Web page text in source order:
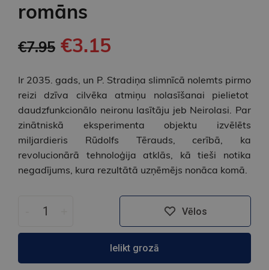
romāns
€7.95 €3.15
Ir 2035. gads, un P. Stradiņa slimnīcā nolemts pirmo
reizi dzīva cilvēka atmiņu nolasīšanai pielietot
daudzfunkcionālo neironu lasītāju jeb Neirolasi. Par
zinātniskā eksperimenta objektu izvēlēts
miljardieris Rūdolfs Tērauds, cerībā, ka
revolucionārā tehnoloģija atklās, kā tieši notika
negadījums, kura rezultātā uzņēmējs nonāca komā.
Vēlos
Ielikt grozā